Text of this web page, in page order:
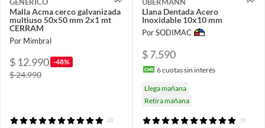
Malla Acma cerco galvanizada
multiuso 50x50 mm 2x1 mt
CERRAM
Por Mimbral
$ 12.990 -48%
$ 24.990
(2)
Llana Dentada Acero
Inoxidable 10x10 mm
Por SODIMAC
$ 7.590
6cuotas sin interés
Llega mañana
Retira mañana
(9)